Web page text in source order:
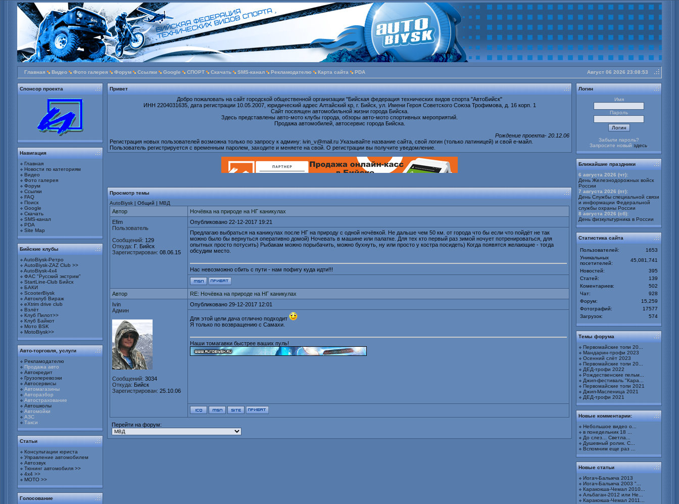
Главная Видео Фото галерея Форум Ссылки Google СПОРТ Скачать SMS-канал Рекламодателю Карта сайта PDA
Август 06 2026 23:08:53
buy
cheap
Спонсор проекта
Навигация
Главная
Новости по категориям
Видео
Фото галерея
Форум
Ссылки
FAQ
Поиск
Google
Скачать
SMS-канал
PDA
Site Map
Бийские клубы
AutoBiysk-Ретро
AutoBiysk-ZAZ Club >>
AutoBiysk-4x4
ФАС "Русский экстрим"
StartLine-Club Бийск
БАКИ
ScooterBiysk
Автоклуб Вираж
eXtrim drive club
Взлёт
Клуб Пилот>>
Клуб Байкот
Мото BSK
MotoBiysk>>
Авто-торговля, услуги
Рекламодателю
Продажа авто
Автокредит
Грузоперевозки
Автосервисы
Автомагазины
Авторазбор
Автострахование
Автошколы
Автомойки
АЗС
Такси
Статьи
Консультации юриста
Управление автомобилем
Автозвук
Тюнинг автомобиля >>
4х4 >>
МОТО >>
Голосование
Привет
Добро пожаловать на сайт городской общественной организации "Бийская федерация технических видов спорта "АвтоБийск"
ИНН 2204031635, дата регистрации 10.05.2007, юридический адрес Алтайский кр, г. Бийск, ул. Имени Героя Советского Союза Трофимова, д. 16 корп. 1
Сайт посвящен автомобильной жизни города Бийска.
Здесь представлены авто-мото клубы города, обзоры авто-мото спортивных мероприятий.
Продажа автомобилей, автосервис города Бийска.
Рождение проекта- 20.12.06
Регистрация новых пользователей возможна только по запросу к админу: ivin_v@mail.ru Указывайте название сайта, свой логин (только латиницей) и свой е-майл.
Пользователь регистрируется с временным паролем, заходите и меняете на свой. О регистрации вы получите уведомление.
Просмотр темы
AutoBiysk | Общий | МВД
Автор
Ночёвка на природе на НГ каникулах
Efim
Пользователь
Сообщений: 129
Откуда: Г. Бийск
Зарегистрирован: 08.06.15
Опубликовано 22-12-2017 19:21
Предлагаю выбраться на каникулах после НГ на природу с одной ночёвкой. Не дальше чем 50 км. от города что бы если что пойдёт не так
можно было бы вернуться оперативно домой) Ночевать в машине или палатке. Для тех кто первый раз зимой ночует потренироваться, для
опытных просто потусить) Рыбакам можно порыбачить, можно бухнуть, ну или просто у костра посидеть) Когда появятся желающие - тогда
обсудим место.
Нас невозможно сбить с пути - нам пофигу куда идти!!!
Автор
RE: Ночёвка на природе на НГ каникулах
Ivin
Админ
Сообщений: 3034
Откуда: Бийск
Зарегистрирован: 25.10.06
Опубликовано 29-12-2017 12:01
Для этой цели дача отлично подходит
Я только по возвращению с Самахи.
Наши томагавки быстрее ваших пуль!
Перейти на форум:
Логин
Имя
Пароль
Забыли пароль?
Запросите новый здесь.
Ближайшие праздники
6 августа 2026 (чт):
День Железнодорожных войск
России
7 августа 2026 (пт):
День Службы специальной связи
и информации Федеральной
службы охраны России
8 августа 2026 (сб):
День физкультурника в России
Статистика сайта
Пользователей:
1653
Уникальных
посетителей:
45,081,741
Новостей:
395
Статей:
139
Коментариев:
502
Чат:
928
Форум:
15,259
Фотографий:
17577
Загрузок:
574
Темы форума
Первомайские топи 20...
Мандарин-трофи 2023
Осенний слёт 2023
Первомайские топи 20...
ДЕД-трофи 2022
Рождественские пельм...
Джип-фестиваль "Кара...
Первомайские топи 2021
Джип-Масленица 2021
ДЕД-трофи 2021
Новые комментарии:
Небольшое видео о...
в понедельник 18 ...
До слез... Светла...
Душевный ролик. С...
Вспомним еще раз ...
Новые статьи
Иогач-Балыкча 2013
Иогач-Балыкча 2003 "...
Каракокша-Чемал 2010...
Альбаган-2012 или Не...
Каракокша-Чемал 2011...